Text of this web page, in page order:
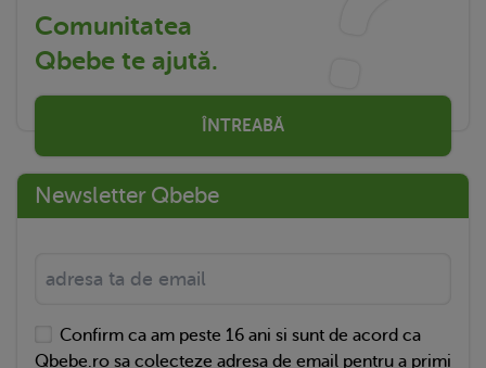
Comunitatea
Qbebe te ajută.
ÎNTREABĂ
Newsletter Qbebe
Confirm ca am peste 16 ani si sunt de acord ca
Qbebe.ro sa colecteze adresa de email pentru a primi